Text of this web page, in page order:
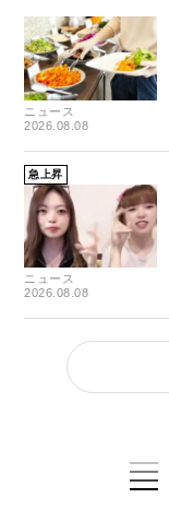
ニュース
2026.08.08
急上昇
ニュース
2026.08.08